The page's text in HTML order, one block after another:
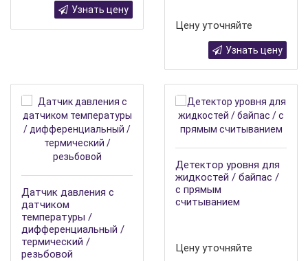
Узнать цену
Цену уточняйте
Узнать цену
Датчик давления с
датчиком
температуры /
дифференциальный /
термический /
резьбовой
Детектор уровня для
жидкостей / байпас /
с прямым
считыванием
Цену уточняйте